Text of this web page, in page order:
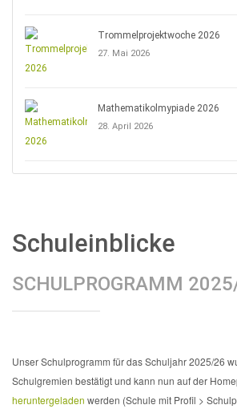
Trommelprojektwoche 2026
27. Mai 2026
Mathematikolmypiade 2026
28. April 2026
Schuleinblicke
SCHULPROGRAMM
Unser Schulprogramm für das Schuljahr 2025/26
Schulgremien bestätigt und kann nun auf der
heruntergeladen werden (Schule mit Profil >